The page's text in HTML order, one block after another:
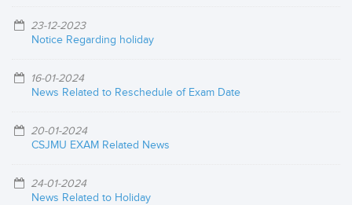
23-12-2023
Notice Regarding holiday
16-01-2024
News Related to Reschedule of Exam Date
20-01-2024
CSJMU EXAM Related News
24-01-2024
News Related to Holiday